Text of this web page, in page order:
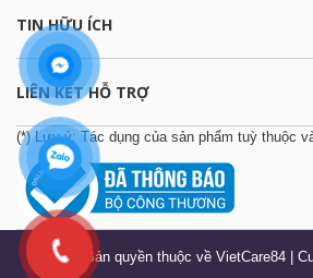
TIN HỮU ÍCH
LIÊN KẾT HỖ TRỢ
(*) Lưu ý: Tác dụng của sản phẩm tuỳ thuộc
© Bản quyền thuộc về VietCare84 |